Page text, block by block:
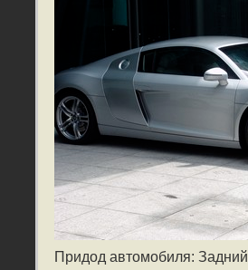
Придод автомобиля: Задний